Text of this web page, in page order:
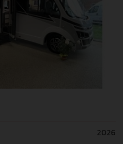
2026